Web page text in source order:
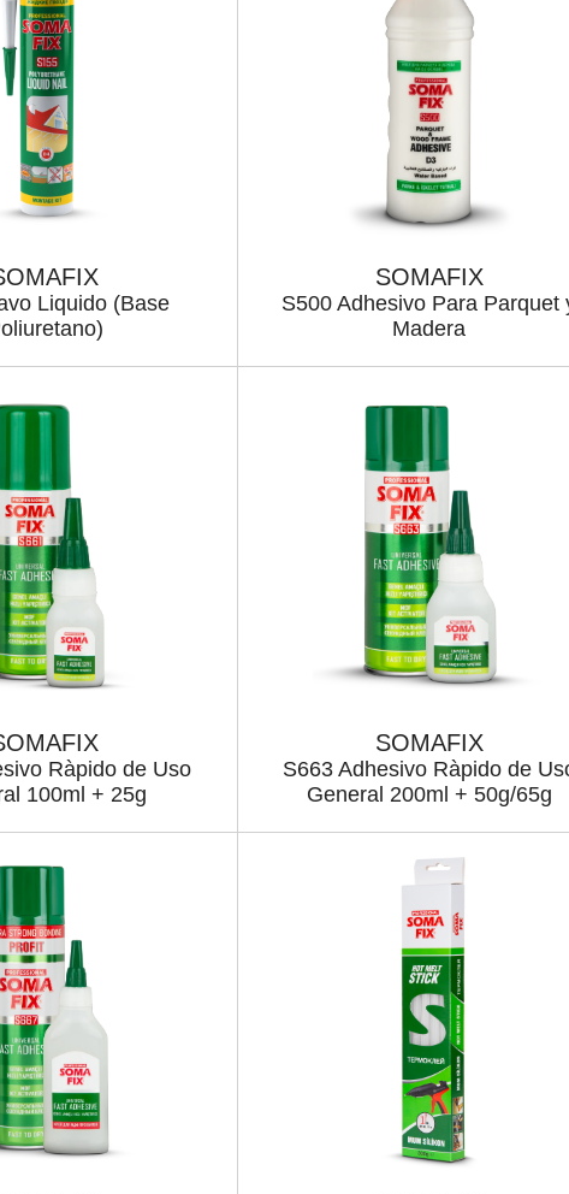
Liquido (Base
SOMAFIX
S500 Adhesivo Para Parquet
Madera
Ràpido de Uso
100ml + 25g
SOMAFIX
S663 Adhesivo Ràpido de
General 200ml + 50g/65g